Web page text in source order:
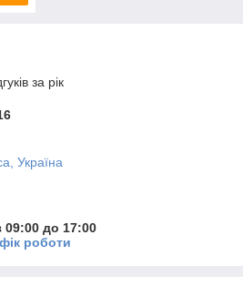
за рік
Україна
09:00 до 17:00
роботи